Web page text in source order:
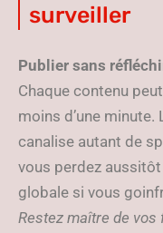
surveiller
Publier sans
Chaque contenu
moins d’une minute.
canalise autant de
vous perdez
globale si vous
Restez maître de